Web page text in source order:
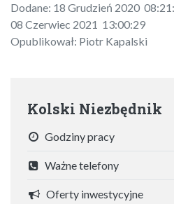
Dodane: 18 Grudzień 2020
08 Czerwiec 2021 13:00:29
Opublikował: Piotr Kapalski
Kolski Niezbędnik
Godziny pracy
Ważne telefony
Oferty inwestycyjne